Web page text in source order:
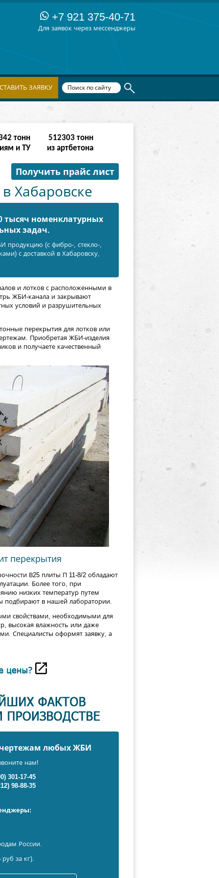
+7 921 375-40-71
Для заявок через мессенджеры
ЗАЯВКУ
тонн
и ТУ
512303тонн
из артбетона
Получить прайс лист
Хабаровске
тысяч номенклатурных
задач.
продукцию (с фибро-, стекло-,
с доставкой в Хабаровску,
и лотков с расположенными в
ЖБИ-канала и закрывают
условий и разрушительных
перекрытия для лотков или
Приобретая ЖБИ-изделия
и получаете качественный
перекрытия
В25 плиты П 11-8/2 обладают
Более того, при
низких температур путем
подбирают в нашей лаборатории.
свойствами, необходимыми для
высокая влажность или даже
Специалисты оформят заявку, а
чертежам любых ЖБИ
нам!
301-17-45
98-88-35
России.
за кг).